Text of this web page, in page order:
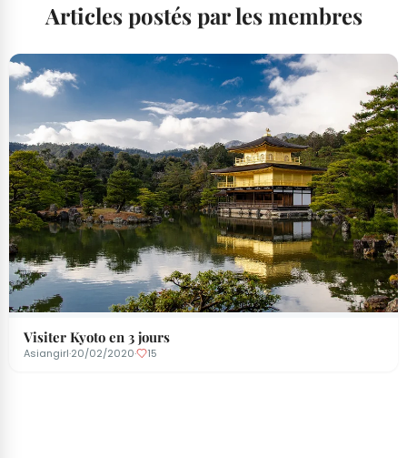
Articles postés par les membres
Visiter Kyoto en 3 jours
Asiangirl·20/02/2020· 15